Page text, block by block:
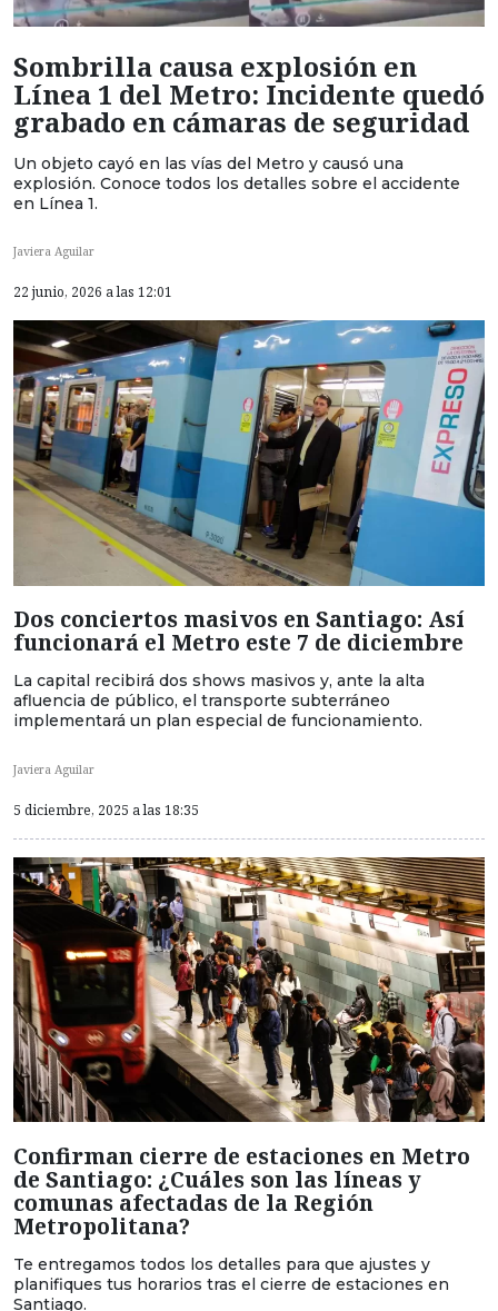
Sombrilla causa explosión en
Línea 1 del Metro: Incidente quedó
grabado en cámaras de seguridad
Un objeto cayó en las vías del Metro y causó una
explosión. Conoce todos los detalles sobre el accidente
en Línea 1.
Javiera Aguilar
22 junio, 2026 a las 12:01
Dos conciertos masivos en Santiago: Así
funcionará el Metro este 7 de diciembre
La capital recibirá dos shows masivos y, ante la alta
afluencia de público, el transporte subterráneo
implementará un plan especial de funcionamiento.
Javiera Aguilar
5 diciembre, 2025 a las 18:35
Confirman cierre de estaciones en Metro
de Santiago: ¿Cuáles son las líneas y
comunas afectadas de la Región
Metropolitana?
Te entregamos todos los detalles para que ajustes y
planifiques tus horarios tras el cierre de estaciones en
Santiago.